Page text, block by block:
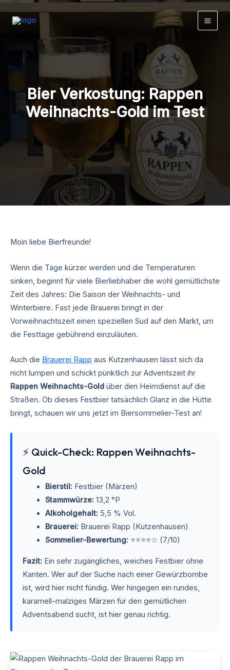
Zum
Inhalt
Bier Verkostung: Rappen
Weihnachts-Gold im Test
Moin liebe Bierfreunde!
Wenn die Tage kürzer werden und die Temperaturen
sinken, beginnt für viele Bierliebhaber die wohl gemütlichste
Zeit des Jahres: Die Saison der Weihnachts- und
Winterbiere. Fast jede Brauerei bringt in der
Vorweihnachtszeit einen speziellen Sud auf den Markt, um
die Festtage gebührend einzuläuten.
Auch die Brauerei Rapp aus Kutzenhausen lässt sich da
nicht lumpen und schickt pünktlich zur Adventszeit ihr
Rappen Weihnachts-Gold über den Heimdienst auf die
Straßen. Ob dieses Festbier tatsächlich Glanz in die Hütte
bringt, schauen wir uns jetzt im Biersommelier-Test an!
⚡ Quick-Check: Rappen Weihnachts-
Gold
Bierstil:Festbier (Märzen)
Stammwürze:13,2 °P
Alkoholgehalt:5,5 % Vol.
Brauerei:Brauerei Rapp (Kutzenhausen)
Sommelier-Bewertung:⭐⭐⭐⭐☆ (7/10)
Fazit: Ein sehr zugängliches, weiches Festbier ohne
Kanten. Wer auf der Suche nach einer Gewürzbombe
ist, wird hier nicht fündig. Wer hingegen ein rundes,
karamell-malziges Märzen für den gemütlichen
Adventsabend sucht, ist hier genau richtig.